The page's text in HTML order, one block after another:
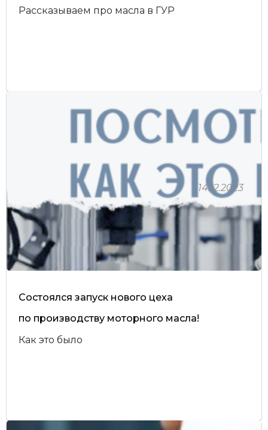
Рассказываем про масла в ГУР
Состоялся запуск нового цеха
по производству моторного масла!
Как это было
14.12.2023